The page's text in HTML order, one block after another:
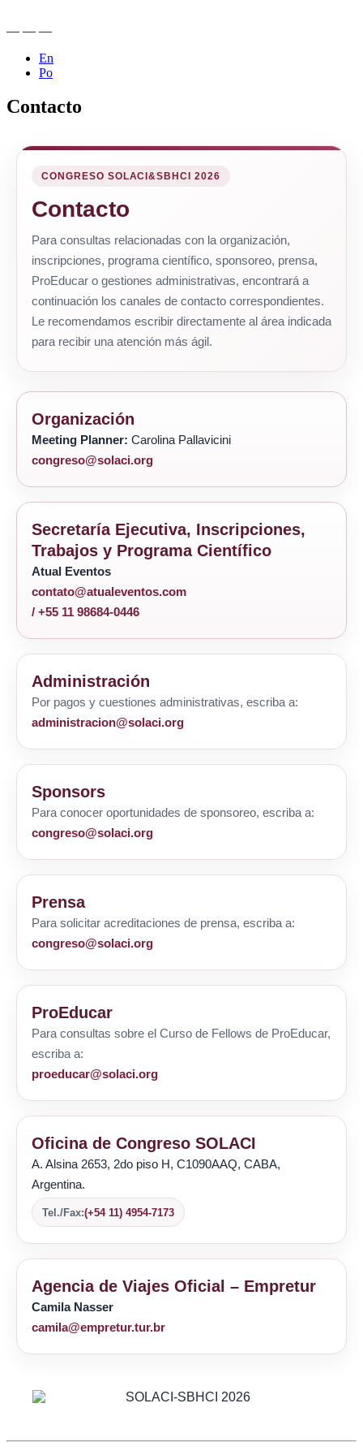
— — —
En
Po
Contacto
CONGRESO SOLACI&SBHCI 2026
Contacto
Para consultas relacionadas con la organización,
inscripciones, programa científico, sponsoreo, prensa,
ProEducar o gestiones administrativas, encontrará a
continuación los canales de contacto correspondientes.
Le recomendamos escribir directamente al área indicada
para recibir una atención más ágil.
Organización
Meeting Planner: Carolina Pallavicini
congreso@solaci.org
Secretaría Ejecutiva, Inscripciones,
Trabajos y Programa Científico
Atual Eventos
contato@atualeventos.com
/ +55 11 98684-0446
Administración
Por pagos y cuestiones administrativas, escriba a:
administracion@solaci.org
Sponsors
Para conocer oportunidades de sponsoreo, escriba a:
congreso@solaci.org
Prensa
Para solicitar acreditaciones de prensa, escriba a:
congreso@solaci.org
ProEducar
Para consultas sobre el Curso de Fellows de ProEducar,
escriba a:
proeducar@solaci.org
Oficina de Congreso SOLACI
A. Alsina 2653, 2do piso H, C1090AAQ, CABA,
Argentina.
Tel./Fax:(+54 11) 4954-7173
Agencia de Viajes Oficial – Empretur
Camila Nasser
camila@empretur.tur.br